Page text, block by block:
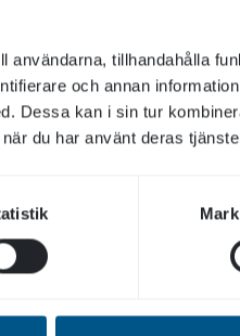
användarna, tillhandahålla
och annan
Dessa kan i sin tur
du har använt deras
händer hos Lära.